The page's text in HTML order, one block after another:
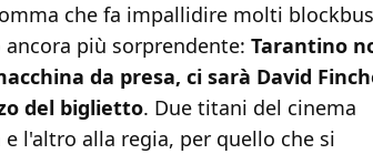
che fa impallidire molti
più sorprendente: Tarantino
da presa, ci sarà David
del biglietto. Due titani del cinema
l'altro alla regia, per quello che si